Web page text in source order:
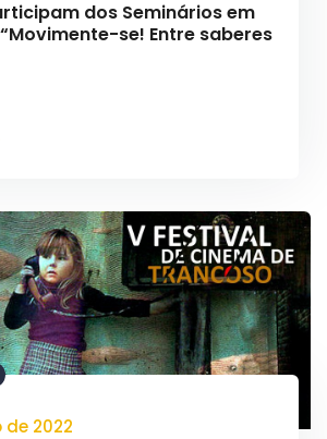
dos Seminários em
se! Entre saberes
2022